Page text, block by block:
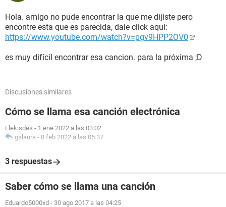
Hola. amigo no pude encontrar la que me dijiste pero
encontre esta que es parecida, dale click aqui:
https://www.youtube.com/watch?v=pgv9HPP2OV0
es muy difícil encontrar esa cancion. para la próxima ;D
Discusiones similares
Cómo se llama esa canción electrónica
Elekisdes - 1 ene 2022 a las 03:02
gslaura - 8 feb 2022 a las 05:37
3 respuestas
Saber cómo se llama una canción
Eduardo5000xd - 30 ago 2017 a las 04:25